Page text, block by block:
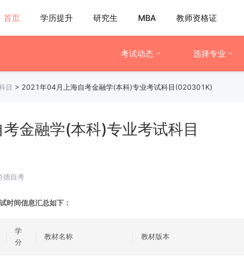
首页 学历提升 研究生 MBA 教师资格证
考试动态 选择专业
目 > 2021年04月上海自考金融学(本科)专业考试科目(020301K)
金融学(本科)专业考试科目
德自考
间信息汇总如下：
学
分
教材名称 教材版本